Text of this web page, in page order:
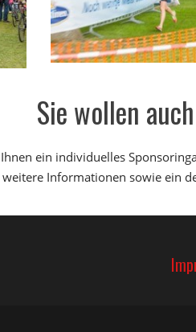
Sie wollen
ein individuelles
weitere Informationen sowie ein